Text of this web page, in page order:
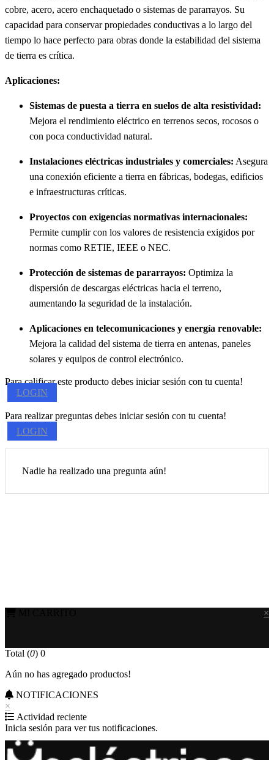
cobre, acero, acero enchaquetado o sistemas de pararrayos. Su
capacidad para conservar propiedades conductivas a lo largo del
tiempo lo hace perfecto para obras donde la estabilidad del sistema
de tierra es crítica.
Aplicaciones:
Sistemas de puesta a tierra en suelos de alta resistividad:
Mejora el rendimiento eléctrico en terrenos secos, rocosos o
con poca conductividad natural.
Instalaciones eléctricas industriales y comerciales: Asegura
una conexión eficiente a tierra en fábricas, bodegas, edificios
e infraestructuras críticas.
Proyectos con exigencias normativas internacionales:
Permite cumplir con los valores de resistencia exigidos por
normas como RETIE, IEEE o NEC.
Protección de sistemas de pararrayos: Optimiza la
dispersión de descargas eléctricas hacia el terreno,
aumentando la seguridad de la instalación.
Aplicaciones en telecomunicaciones y energía renovable:
Mejora la calidad del sistema de tierra en antenas, paneles
solares y equipos de control electrónico.
Para calificar este producto debes iniciar sesión con tu cuenta!
LOGIN
Para realizar preguntas debes iniciar sesión con tu cuenta!
LOGIN
Nadie ha realizado una pregunta aún!
×
Total (0) 0
Aún no has agregado productos!
NOTIFICACIONES
×
Actividad reciente
Inicia sesión para ver tus notificaciones.